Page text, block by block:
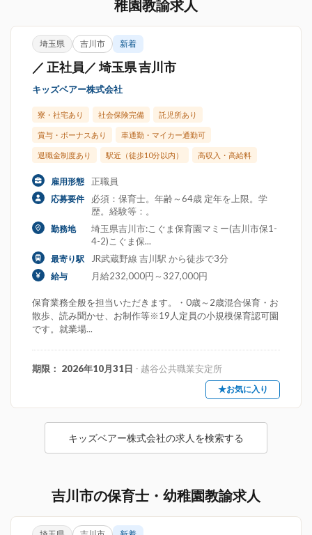
稚園教諭求人
埼玉県 吉川市 新着
／ 正社員／ 埼玉県 吉川市
キッズベアー株式会社
寮・社宅あり 社会保険完備 託児所あり
賞与・ボーナスあり 車通勤・マイカー通勤可
退職金制度あり 駅近（徒歩10分以内） 高収入・高給料
雇用形態 正職員
応募要件
必須：保育士。年齢～64歳 定年を上限。学
歴。経験等：。
勤務地
埼玉県吉川市:こぐま保育園マミー(吉川市保1-
4-2)こぐま保...
最寄り駅 JR武蔵野線 吉川駅 から徒歩で3分
給与 月給232,000円～327,000円
保育業務全般を担当いただきます。・0歳～2歳混合保育・お
散歩、読み聞かせ、お制作等※19人定員の小規模保育認可園
です。就業場...
期限： 2026年10月31日 - 越谷公共職業安定所
★お気に入り
キッズベアー株式会社の求人を検索する
吉川市の保育士・幼稚園教諭求人